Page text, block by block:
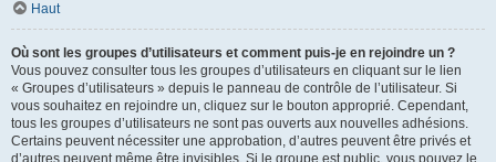
Haut
Où sont les groupes d’utilisateurs et comment puis-je en rejoindre un ?
Vous pouvez consulter tous les groupes d’utilisateurs en cliquant sur le lien
« Groupes d’utilisateurs » depuis le panneau de contrôle de l’utilisateur. Si
vous souhaitez en rejoindre un, cliquez sur le bouton approprié. Cependant,
tous les groupes d’utilisateurs ne sont pas ouverts aux nouvelles adhésions.
Certains peuvent nécessiter une approbation, d’autres peuvent être privés et
d’autres peuvent même être invisibles. Si le groupe est public, vous pouvez le